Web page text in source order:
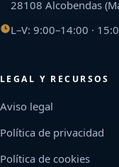
28108 Alcobendas
L–V: 9:00–14:00 ·
LEGAL Y RECURSOS
Aviso legal
Política de privacidad
Política de cookies